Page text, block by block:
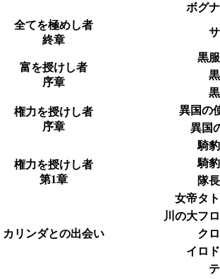
ボグ
全てを極めし者
終章
富を授けし者
序章
黒
権力を授けし者
序章
異国の
異国
権力を授けし者
第1章
騎
騎
隊
女帝タ
カリンダとの出会い
川の大フ
ク
イロ